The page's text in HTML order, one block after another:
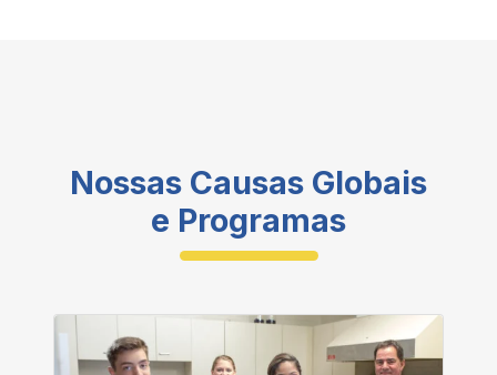
Nossas Causas Globais
e Programas